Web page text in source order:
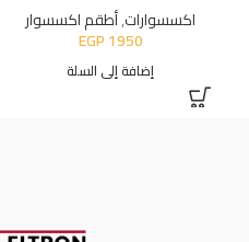
اكسسوارات,أطقم اكسسوار
EGP1950
إضافة إلى السلة